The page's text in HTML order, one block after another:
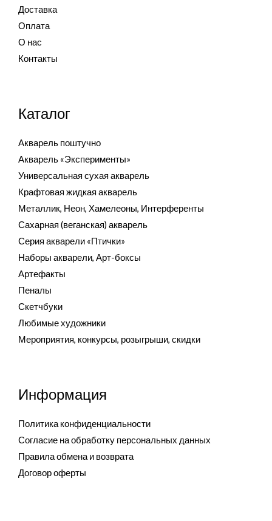
Доставка
Оплата
О нас
Контакты
Каталог
Акварель поштучно
Акварель «Эксперименты»
Универсальная сухая акварель
Крафтовая жидкая акварель
Металлик, Неон, Хамелеоны, Интерференты
Сахарная (веганская) акварель
Серия акварели «Птички»
Наборы акварели, Арт-боксы
Артефакты
Пеналы
Скетчбуки
Любимые художники
Мероприятия, конкурсы, розыгрыши, скидки
Информация
Политика конфиденциальности
Согласие на обработку персональных данных
Правила обмена и возврата
Договор оферты